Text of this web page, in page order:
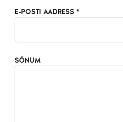
E-POSTI AADRESS *
SÕNUM